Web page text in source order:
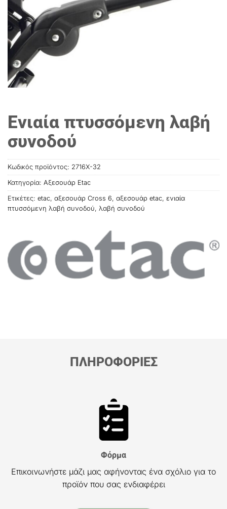
Ενιαία πτυσσόμενη λαβή
συνοδού
Κωδικός προϊόντος: 2716X-32
Κατηγορία: Αξεσουάρ Etac
Ετικέτες: etac, αξεσουάρ Cross 6, αξεσουάρ etac, ενιαία
πτυσσόμενη λαβή συνοδού, λαβή συνοδού
ΠΛΗΡΟΦΟΡΙΕΣ
Φόρμα
Επικοινωνήστε μάζι μας αφήνοντας ένα σχόλιο για το
προϊόν που σας ενδιαφέρει